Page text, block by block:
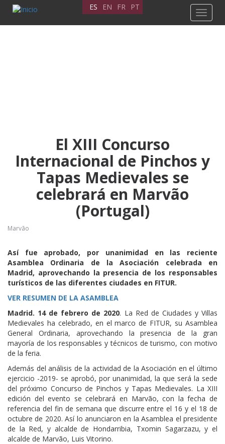
Pasar
contenido
Toggle
ES EN FR PT
El XIII Concurso
Internacional de Pinchos y
Tapas Medievales se
celebrará en Marvão
(Portugal)
Marvão
Así fue aprobado, por unanimidad en las reciente
Asamblea Ordinaria de la Asociación celebrada en
Madrid, aprovechando la presencia de los responsables
turísticos de las diferentes ciudades en FITUR.
VER RESUMEN DE LA ASAMBLEA
Madrid. 14de febrero de 2020. La Red de Ciudades y Villas
Medievales ha celebrado, en el marco de FITUR, su Asamblea
General Ordinaria, aprovechando la presencia de la gran
mayoría de los responsables y técnicos de turismo, con motivo
de la feria.
Además del análisis de la actividad de la Asociación en el último
ejercicio -2019- se aprobó, por unanimidad, la que será la sede
del próximo Concurso de Pinchos y Tapas Medievales. La XIII
edición del evento se celebrará en Marvão, con la fecha de
referencia del fin de semana que discurre entre el 16 y el 18 de
octubre de 2020. Así lo anunciaron en la Asamblea el presidente
de la Red, y alcalde de Hondarribia, Txomin Sagarzazu, y el
alcalde de Marvão, Luis Vitorino.